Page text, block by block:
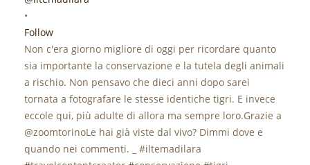
•
Follow
Non c'era giorno migliore di oggi per ricordare quanto
sia importante la conservazione e la tutela degli animali
a rischio. Non pensavo che dieci anni dopo sarei
tornata a fotografare le stesse identiche tigri. E invece
eccole qui, più adulte di allora ma sempre loro.Grazie a
@zoomtorinoLe hai già viste dal vivo? Dimmi dove e
quando nei commenti. _ #iltemadilara